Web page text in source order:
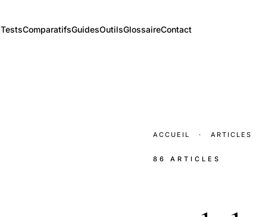
TestsComparatifsGuidesOutilsGlossaireContact
ACCUEIL · ARTICLES
86 ARTICLES